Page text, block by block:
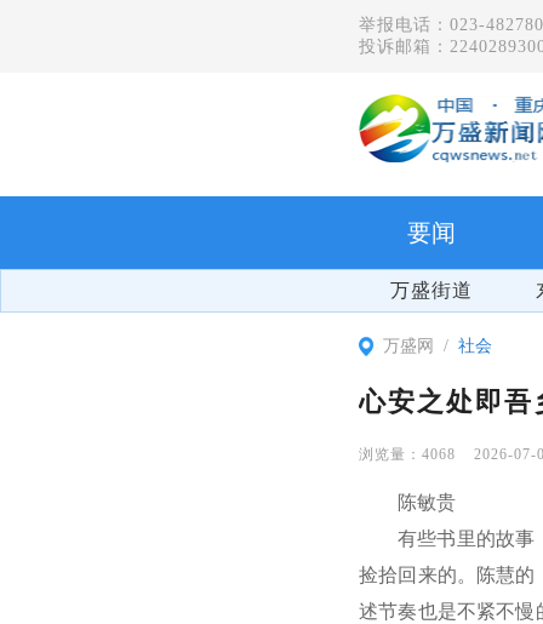
举报电话：023-
投诉邮箱：
要闻
万盛街道
万盛网 社会
心安之处即
4068 2026-07-
陈敏贵
有些书里的故事
捡拾回来的。陈慧的
述节奏也是不紧不慢